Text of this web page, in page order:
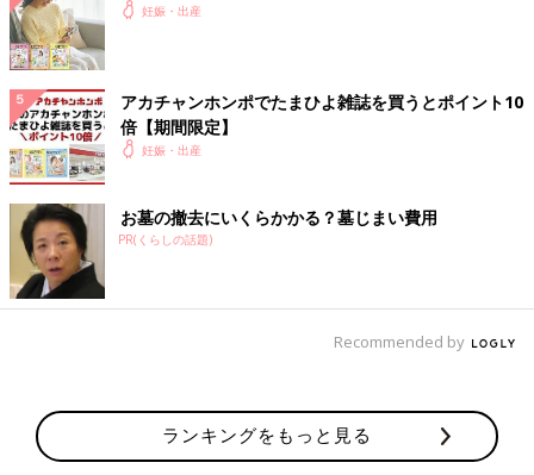
妊娠・出産
アカチャンホンポでたまひよ雑誌を買うとポイント10
倍【期間限定】
妊娠・出産
お墓の撤去にいくらかかる？墓じまい費用
PR(くらしの話題)
Recommended by
ランキングをもっと見る